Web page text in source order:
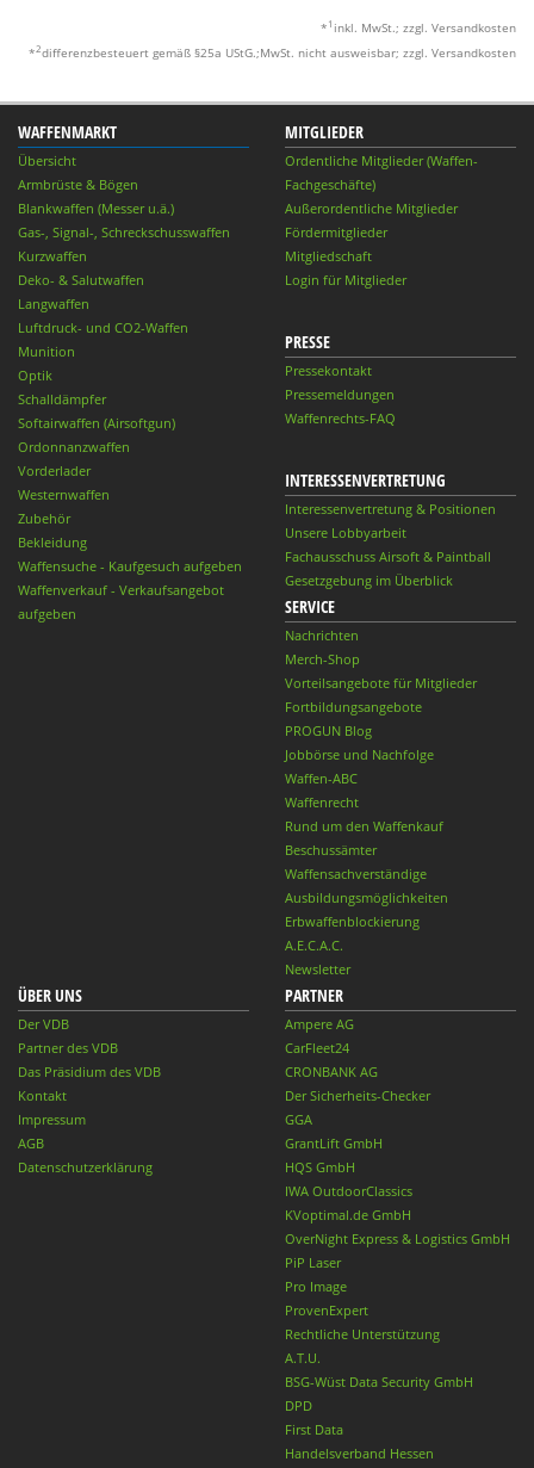
* 1 inkl. MwSt.; zzgl. Versandkosten
*2differenzbesteuert gemäß §25a UStG.;MwSt. nicht ausweisbar; zzgl. Versandkosten
WAFFENMARKT
Übersicht
Armbrüste & Bögen
Blankwaffen (Messer u.ä.)
Gas-, Signal-, Schreckschusswaffen
Kurzwaffen
Deko- & Salutwaffen
Langwaffen
Luftdruck- und CO2-Waffen
Munition
Optik
Schalldämpfer
Softairwaffen (Airsoftgun)
Ordonnanzwaffen
Vorderlader
Westernwaffen
Zubehör
Bekleidung
Waffensuche - Kaufgesuch aufgeben
Waffenverkauf - Verkaufsangebot
aufgeben
MITGLIEDER
Ordentliche Mitglieder (Waffen-
Fachgeschäfte)
Außerordentliche Mitglieder
Fördermitglieder
Mitgliedschaft
Login für Mitglieder
PRESSE
Pressekontakt
Pressemeldungen
Waffenrechts-FAQ
INTERESSENVERTRETUNG
Interessenvertretung & Positionen
Unsere Lobbyarbeit
Fachausschuss Airsoft & Paintball
Gesetzgebung im Überblick
SERVICE
Nachrichten
Merch-Shop
Vorteilsangebote für Mitglieder
Fortbildungsangebote
PROGUN Blog
Jobbörse und Nachfolge
Waffen-ABC
Waffenrecht
Rund um den Waffenkauf
Beschussämter
Waffensachverständige
Ausbildungsmöglichkeiten
Erbwaffenblockierung
A.E.C.A.C.
Newsletter
ÜBER UNS
Der VDB
Partner des VDB
Das Präsidium des VDB
Kontakt
Impressum
AGB
Datenschutzerklärung
PARTNER
Ampere AG
CarFleet24
CRONBANK AG
Der Sicherheits-Checker
GGA
GrantLift GmbH
HQS GmbH
IWA OutdoorClassics
KVoptimal.de GmbH
OverNight Express & Logistics GmbH
PiP Laser
Pro Image
ProvenExpert
Rechtliche Unterstützung
A.T.U.
BSG-Wüst Data Security GmbH
DPD
First Data
Handelsverband Hessen